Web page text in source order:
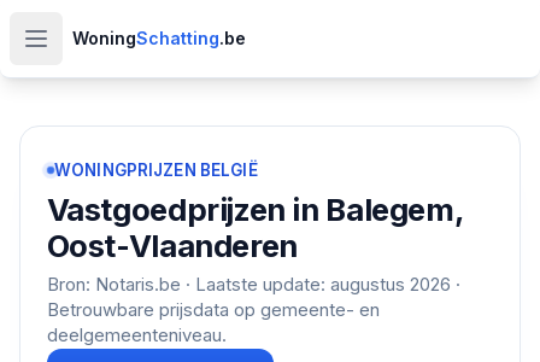
Open hoofdmenu
WoningSchatting.be
WONINGPRIJZEN BELGIË
Vastgoedprijzen in Balegem,
Oost-Vlaanderen
Bron: Notaris.be · Laatste update: augustus 2026 ·
Betrouwbare prijsdata op gemeente- en
deelgemeenteniveau.